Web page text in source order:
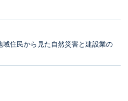
域住民から見た自然災害と建設業の